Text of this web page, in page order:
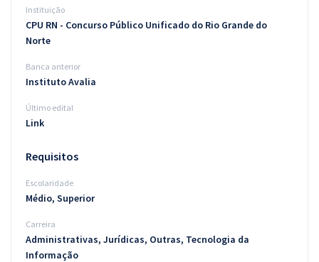
Aprovados
Instituição
CPU RN - Concurso Público Unificado do Rio Grande do
Norte
Banca anterior
Instituto Avalia
Último edital
Link
Requisitos
Escolaridade
Médio, Superior
Carreira
Administrativas, Jurídicas, Outras, Tecnologia da
Informação